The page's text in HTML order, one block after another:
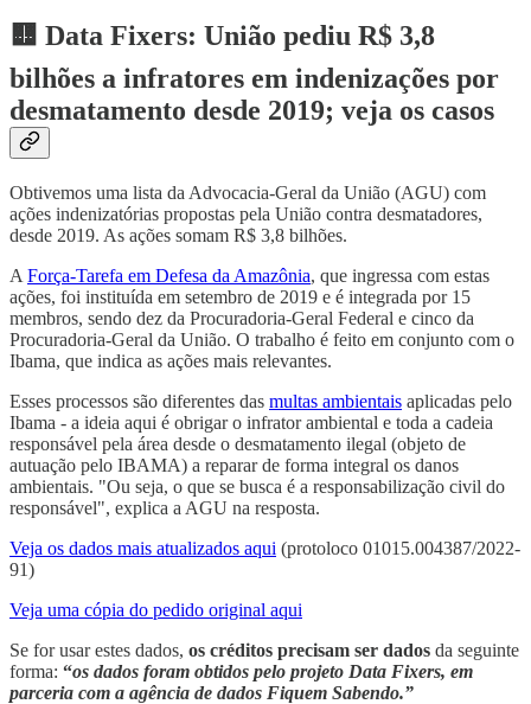
🟨 Data Fixers: União pediu R$ 3,8
bilhões a infratores em indenizações por
desmatamento desde 2019; veja os casos
Obtivemos uma lista da Advocacia-Geral da União (AGU) com
ações indenizatórias propostas pela União contra desmatadores,
desde 2019. As ações somam R$ 3,8 bilhões.
A Força-Tarefa em Defesa da Amazônia, que ingressa com estas
ações, foi instituída em setembro de 2019 e é integrada por 15
membros, sendo dez da Procuradoria-Geral Federal e cinco da
Procuradoria-Geral da União. O trabalho é feito em conjunto com o
Ibama, que indica as ações mais relevantes.
Esses processos são diferentes das multas ambientais aplicadas pelo
Ibama - a ideia aqui é obrigar o infrator ambiental e toda a cadeia
responsável pela área desde o desmatamento ilegal (objeto de
autuação pelo IBAMA) a reparar de forma integral os danos
ambientais. "Ou seja, o que se busca é a responsabilização civil do
responsável", explica a AGU na resposta.
Veja os dados mais atualizados aqui (protoloco 01015.004387/2022-
91)
Veja uma cópia do pedido original aqui
Se for usar estes dados, os créditos precisam ser dados da seguinte
forma: “os dados foram obtidos pelo projeto Data Fixers, em
parceria com a agência de dados Fiquem Sabendo.”